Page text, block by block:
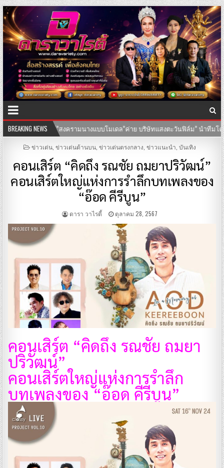
BREAKING NEWS
นำทีมโดยตัวแม่ “อุ๊บ วิริยะ” ไชยภัทร กำกับการแสดง 25-07-2569
POSTED
ข่าวเด่น, ข่าวเด่นด้านบน, ข่าวเด่นตรงกลาง ข่าวแนะนำ บันเทิง
คอนเสิร์ต “คิดถึง รณชัย ถมยาปริวัฒน์”
คอนเสิร์ตใหญ่แห่งการรำลึกบทเพลงของ
“อ๊อด คีรีบูน”
ดารา วาไรตี้ ตุลาคม 28, 2567
คอนเสิร์ต “คิดถึง รณชัย ถมยา
ปริวัฒน์”
คอนเสิร์ตใหญ่แห่งการรำลึก
บทเพลงของ “อ๊อด คีรีบูน”